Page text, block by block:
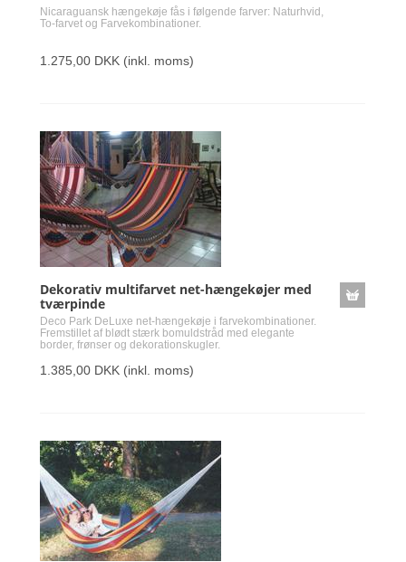
Nicaraguansk hængekøje fås i følgende farver: Naturhvid,
To-farvet og Farvekombinationer.
1.275,00 DKK (inkl. moms)
Dekorativ multifarvet net-hængekøjer med
tværpinde
Deco Park DeLuxe net-hængekøje i farvekombinationer.
Fremstillet af blødt stærk bomuldstråd med elegante
border, frønser og dekorationskugler.
1.385,00 DKK (inkl. moms)